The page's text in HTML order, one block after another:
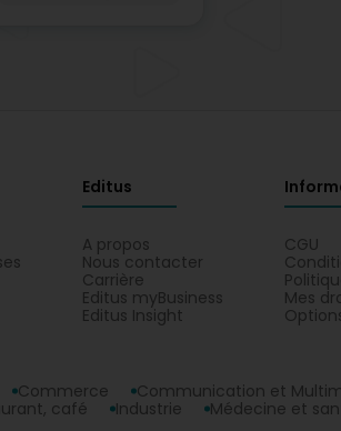
Editus
A propos
Nous contacter
Carrière
Editus myBusiness
Editus Insight
CGU
Mes
Commerce Communication et
café Industrie Médecine et